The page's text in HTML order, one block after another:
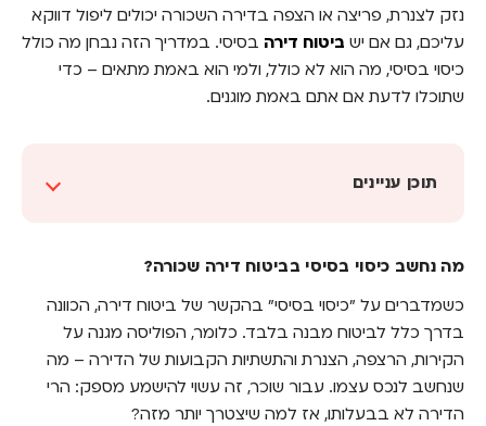
נזק לצנרת, פריצה או הצפה בדירה השכורה יכולים ליפול דווקא
עליכם, גם אם יש ביטוח דירה בסיסי. במדריך הזה נבחן מה כולל
כיסוי בסיסי, מה הוא לא כולל, ולמי הוא באמת מתאים – כדי
שתוכלו לדעת אם אתם באמת מוגנים.
תוכן עניינים
מה כיסוי בסיסי לא כולל – ואיפה אתם נשארים
מה צריך להוסיף לכיסוי בסיסי כדי להיות באמת
מוגנים
מתי בכל זאת ביטוח דירה בסיסי יכול להספיק?
מה נחשב כיסוי בסיסי בביטוח דירה שכורה?
כשמדברים על "כיסוי בסיסי" בהקשר של ביטוח דירה, הכוונה
בדרך כלל לביטוח מבנה בלבד. כלומר, הפוליסה מגנה על
הקירות, הרצפה, הצנרת והתשתיות הקבועות של הדירה – מה
שנחשב לנכס עצמו. עבור שוכר, זה עשוי להישמע מספק: הרי
הדירה לא בבעלותו, אז למה שיצטרך יותר מזה?